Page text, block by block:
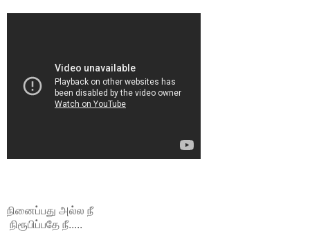
நினைப்பது அல்ல நீ
நிரூபிப்பதே நீ.....